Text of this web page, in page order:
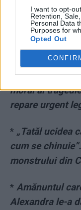
I want to opt-
Retention,
Personal Data
Purposes for
Opted Out
Impostură
va face mai
acum ce-a
*Klaus
moral al
repare urgent
* „Tatăl ucidea
cum se
monstrului din
* Amănuntul
Alexandra le-a